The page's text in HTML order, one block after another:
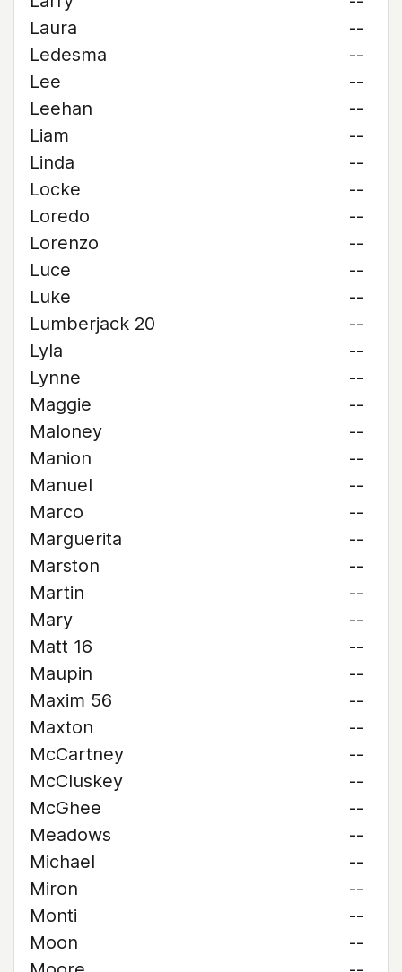
Laura
--
Ledesma
--
Lee
--
Leehan
--
Liam
--
Linda
--
Locke
--
Loredo
--
Lorenzo
--
Luce
--
Luke
--
Lumberjack 20
--
Lyla
--
Lynne
--
Maggie
--
Maloney
--
Manion
--
Manuel
--
Marco
--
Marguerita
--
Marston
--
Martin
--
Mary
--
Matt 16
--
Maupin
--
Maxim 56
--
Maxton
--
McCartney
--
McCluskey
--
McGhee
--
Meadows
--
Michael
--
Miron
--
Monti
--
Moon
--